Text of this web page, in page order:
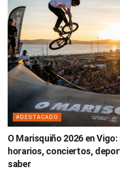
#DESTACADO
O Marisquiño 2026 en
horarios, conciertos,
saber